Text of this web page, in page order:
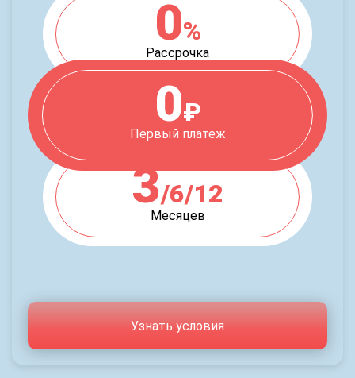
0%
Рассрочка
0₽
Первый платеж
3/6/12
Месяцев
Узнать условия